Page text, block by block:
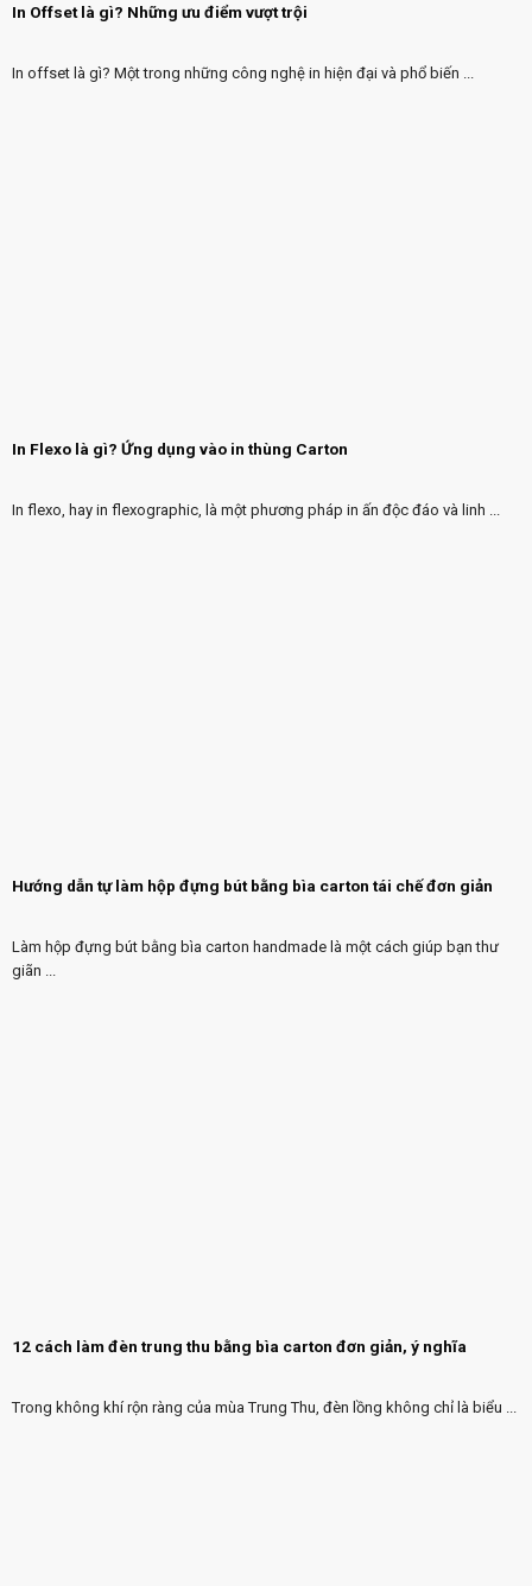
In Offset là gì? Những ưu điểm vượt trội
In offset là gì? Một trong những công nghệ in hiện đại và phổ biến ...
In Flexo là gì? Ứng dụng vào in thùng Carton
In flexo, hay in flexographic, là một phương pháp in ấn độc đáo và linh ...
Hướng dẫn tự làm hộp đựng bút bằng bìa carton tái chế đơn giản
Làm hộp đựng bút bằng bìa carton handmade là một cách giúp bạn thư
giãn ...
12 cách làm đèn trung thu bằng bìa carton đơn giản, ý nghĩa
Trong không khí rộn ràng của mùa Trung Thu, đèn lồng không chỉ là biểu ...